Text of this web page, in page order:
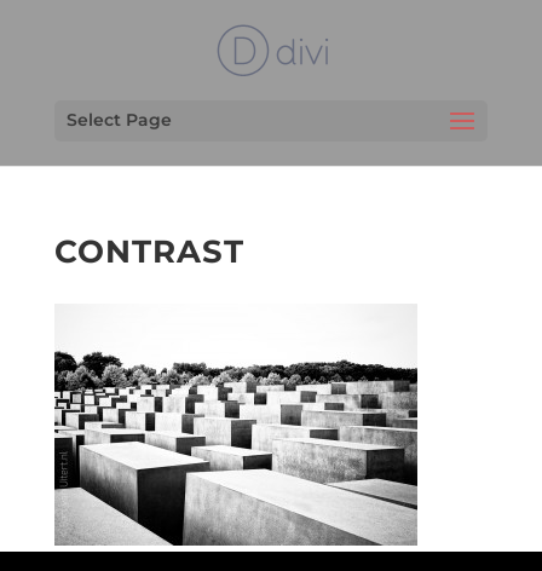
Select Page
CONTRAST